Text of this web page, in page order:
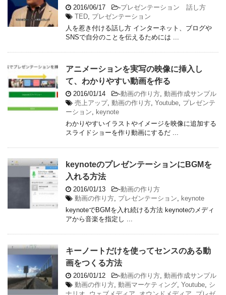
2016/06/17 -プレゼンテーション 話し方
TED, プレゼンテーション
人を惹き付ける話し方 インターネット、ブログや
SNSで自分のことを伝えるためには ...
アニメーションを実写の映像に挿入し
て、わかりやすい動画を作る
2016/01/14 -動画の作り方, 動画作成サンプル
売上アップ, 動画の作り方, Youtube, プレゼンテ
ーション, keynote
わかりやすいイラストやイメージを映像に追加する
スライドショーを作り動画にするだ ...
keynoteのプレゼンテーションにBGMを
入れる方法
2016/01/13 -動画の作り方
動画の作り方, プレゼンテーション, keynote
keynoteでBGMを入れ続ける方法 keynoteのメディ
アから音楽を指定し ...
キーノートだけを使ってセンスのある動
画をつくる方法
2016/01/12 -動画の作り方, 動画作成サンプル
動画の作り方, 動画マーケティング, Youtube, シ